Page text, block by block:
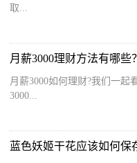
取...
月薪3000如何理财?我们一起看看吧!1 采用资金三
3000...
蓝色妖姬干花应该如何保